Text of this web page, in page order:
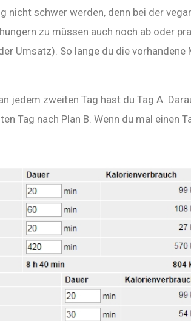
nicht schwer werden, denn bei der
zu müssen auch noch ab oder
Umsatz). So lange du die
jedem zweiten Tag hast du Tag A.
Tag nach Plan B. Wenn du mal einen